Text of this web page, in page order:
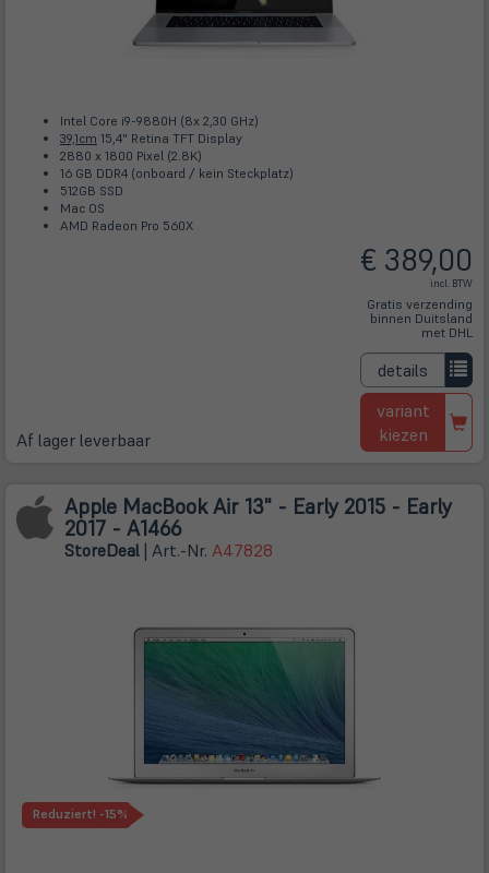
Intel Core i9-9880H (8x 2,30 GHz)
39,1cm 15,4" Retina TFT Display
2880 x 1800 Pixel (2.8K)
16 GB DDR4 (onboard / kein Steckplatz)
512GB SSD
Mac OS
AMD Radeon Pro 560X
Af lager leverbaar
€ 389,00
incl. BTW
Gratis verzending
binnen Duitsland
met DHL
details
variant
kiezen
Apple MacBook Air 13" - Early 2015 - Early
2017 - A1466
StoreDeal| Art.-Nr. A47828
Reduziert! -15%